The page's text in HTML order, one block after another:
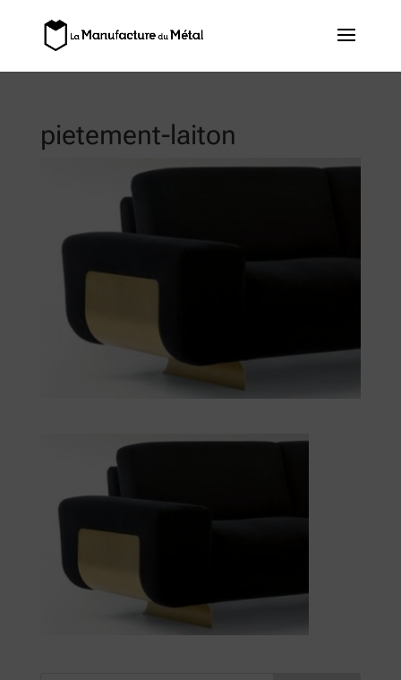
pietement-laiton